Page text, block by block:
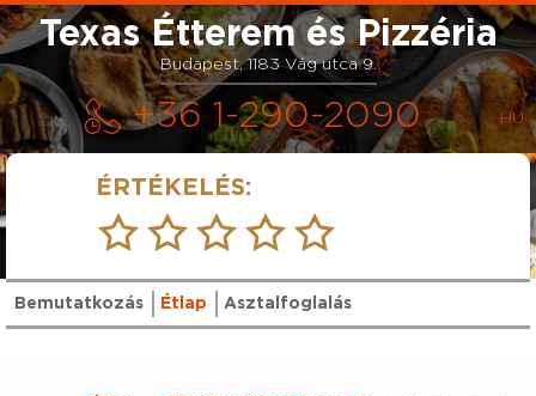
Texas Étterem és Pizzéria
Budapest, 1183 Vág utca 9.
+36 1-290-2090
ÉRTÉKELÉS:
Bemutatkozás Étlap Asztalfoglalás